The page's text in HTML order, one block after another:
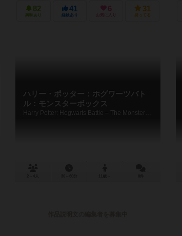
82
興味あり
41
経験あり
6
お気に入り
31
持ってる
ハリー・ポッター：ホグワーツバト
ル：モンスターボックス